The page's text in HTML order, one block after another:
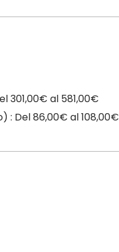
301,00€ al 581,00€
: Del 86,00€ al 108,00€